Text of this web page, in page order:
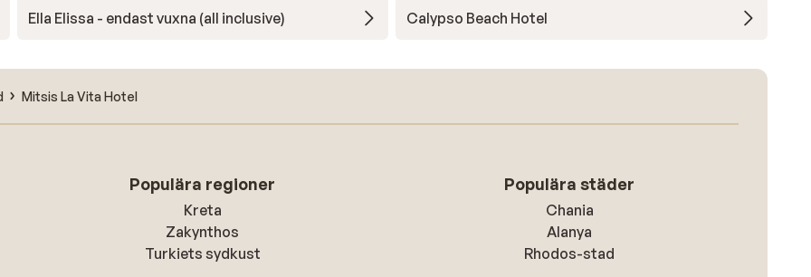
Ella Elissa - endast vuxna (all inclusive) Calypso Beach Hotel
Mitsis La Vita Hotel
Populära regioner
Kreta
Zakynthos
Turkiets sydkust
Populära städer
Chania
Alanya
Rhodos-stad